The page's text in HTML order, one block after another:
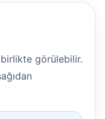
görülebilir.